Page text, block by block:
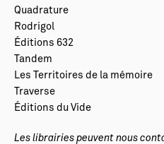
Quadrature
Rodrigol
Éditions 632
Tandem
Les Territoires de la mémoire
Traverse
Éditions du Vide
Les librairies peuvent nous